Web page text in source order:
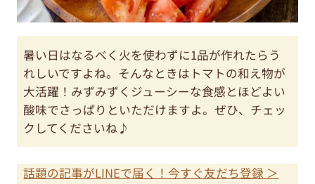
暑い日はなるべく火を使わずに1品が作れたらう
れしいですよね。そんなときはトマトの和え物が
大活躍！みずみずくジューシーな食感とほどよい
酸味でさっぱりといただけますよ。ぜひ、チェッ
クしてくださいね♪
話題の記事がLINEで届く！今すぐ友だち登録 ＞